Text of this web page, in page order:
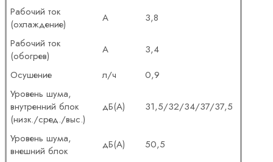
Рабочий ток
(охлаждение)
А
3,8
Рабочий ток
(обогрев)
А
3,4
Осушение
л/ч
0,9
Уровень шума,
внутренний блок
(низк./сред./выс.)
дБ(А) 31,5/32/34/37/37,5
Уровень шума,
внешний блок
дБ(А)
50,5